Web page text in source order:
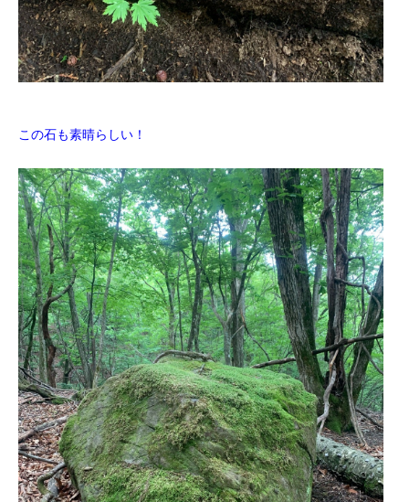
この石も素晴らしい！